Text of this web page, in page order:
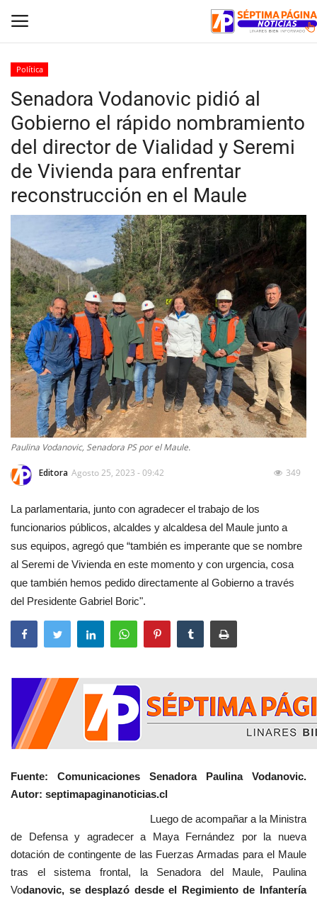
Inicio
Crónica
Policial
Tribunales
Deporte
Política
Espectáculos
Política
Senadora Vodanovic pidió al
Gobierno el rápido nombramiento
del director de Vialidad y Seremi
de Vivienda para enfrentar
reconstrucción en el Maule
Paulina Vodanovic, Senadora PS por el Maule.
Editora Agosto 25, 2023 - 09:42 349
La parlamentaria, junto con agradecer el trabajo de los
funcionarios públicos, alcaldes y alcaldesa del Maule junto a
sus equipos, agregó que “también es imperante que se nombre
al Seremi de Vivienda en este momento y con urgencia, cosa
que también hemos pedido directamente al Gobierno a través
del Presidente Gabriel Boric".
Fuente: Comunicaciones Senadora Paulina Vodanovic.
Autor: septimapaginanoticias.cl
Luego de acompañar a la Ministra
de Defensa y agradecer a Maya Fernández por la nueva
dotación de contingente de las Fuerzas Armadas para el Maule
tras el sistema frontal, la Senadora del Maule, Paulina
Vodanovic, se desplazó desde el Regimiento de Infantería